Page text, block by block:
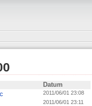
Datum
2011/06/01 23:08
2011/06/01 23:11